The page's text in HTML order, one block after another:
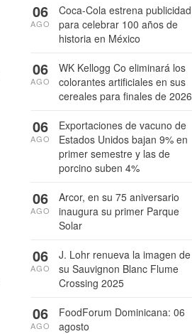
Coca-Cola estrena publicidad
para celebrar 100 años de
historia en México
06
AGO
WK Kellogg Co eliminará los
colorantes artificiales en sus
cereales para finales de 2026
06
AGO
Exportaciones de vacuno de
Estados Unidos bajan 9% en
primer semestre y las de
porcino suben 4%
06
AGO
Arcor, en su 75 aniversario
inaugura su primer Parque
Solar
06
AGO
J. Lohr renueva la imagen de
su Sauvignon Blanc Flume
Crossing 2025
06
AGO
FoodForum Dominicana: 06
agosto
06
AGO